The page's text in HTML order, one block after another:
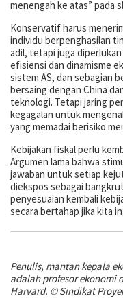
menengah ke atas” pada
Konservatif harus
individu berpenghasilan
adil, tetapi juga
efisiensi dan dinamisme
sistem AS, dan sebagian
bersaing dengan China
teknologi. Tetapi jaring
kegagalan untuk
yang memadai berisiko
Kebijakan fiskal perlu
Argumen lama bahwa
jawaban untuk setiap
diekspos sebagai
penyesuaian kembali
secara bertahap jika kita
Penulis, mantan kepala
adalah profesor ekonomi
Harvard. © Sindikat